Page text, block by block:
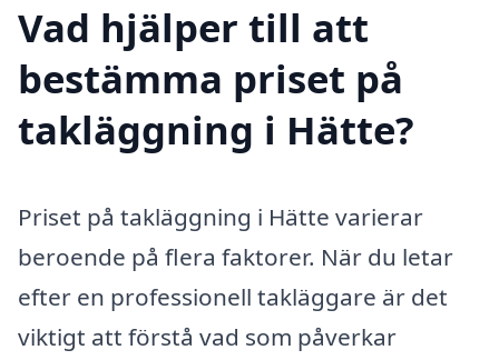
Vad hjälper till att
bestämma priset på
takläggning i Hätte?
Priset på takläggning i Hätte varierar
beroende på flera faktorer. När du letar
efter en professionell takläggare är det
viktigt att förstå vad som påverkar